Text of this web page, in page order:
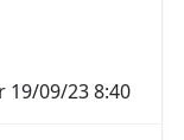
19/09/23 8:40